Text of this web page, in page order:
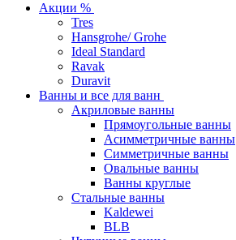
Акции %
Tres
Hansgrohe/ Grohe
Ideal Standard
Ravak
Duravit
Ванны и все для ванн
Акриловые ванны
Прямоугольные ванны
Асимметричные ванны
Симметричные ванны
Овальные ванны
Ванны круглые
Стальные ванны
Kaldewei
BLB